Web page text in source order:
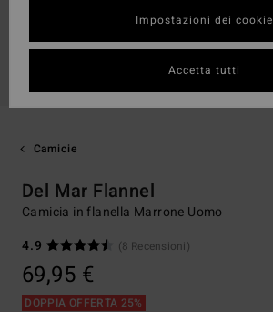
Camicie
Del Mar Flannel
Camicia in flanella Marrone Uomo
4.9
(8 Recensioni)
69,95 €
DOPPIA OFFERTA 25%
Impostazioni dei cookie
Accetta tutti